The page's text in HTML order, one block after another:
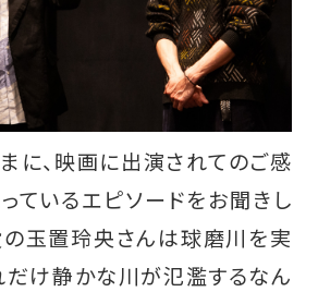
に、映画に出演されてのご感
ているエピソードをお聞きし
の玉置玲央さんは球磨川を実
だけ静かな川が氾濫するなん